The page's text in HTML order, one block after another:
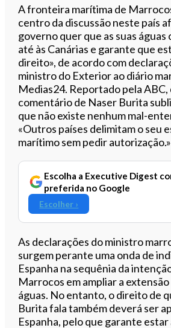
Ouvir este artigo
A fronteira marítima de
centro da discussão neste país
governo quer que as suas águas
até às Canárias e garante que
direito», de acordo com
ministro do Exterior ao diário
Medias24. Reportado pela ABC,
comentário de Naser Burita
que não existe nenhum mal-
«Outros países delimitam o seu
marítimo sem pedir autorização.»
Escolha a Executive Digest
preferida no Google
Escolher ›
As declarações do ministro
surgem perante uma onda de
Espanha na sequênia da
Marrocos em ampliar a extensão
águas. No entanto, o direito de
Burita fala também deverá ser
Espanha, pelo que garante